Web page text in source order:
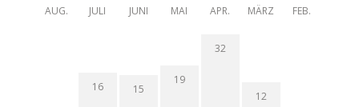
AUG.
JULI
JUNI
MAI
APR.
MÄRZ
FEB.
16 15
19
32
12